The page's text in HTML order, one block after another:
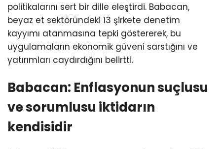
politikalarını sert bir dille eleştirdi. Babacan,
beyaz et sektöründeki 13 şirkete denetim
kayyımı atanmasına tepki göstererek, bu
uygulamaların ekonomik güveni sarstığını ve
yatırımları caydırdığını belirtti.
Babacan: Enflasyonun suçlusu
ve sorumlusu iktidarın
kendisidir